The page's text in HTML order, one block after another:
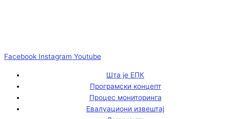
Facebook Instagram Youtube
Шта је ЕПК
Програмски концепт
Процес мониторинга
Евалуациони извештај